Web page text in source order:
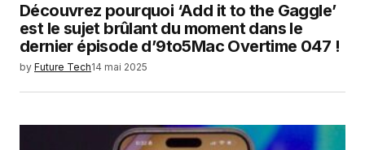
Découvrez pourquoi ‘Add it to the Gaggle’
est le sujet brûlant du moment dans le
dernier épisode d’9to5Mac Overtime 047 !
by Future Tech14 mai 2025